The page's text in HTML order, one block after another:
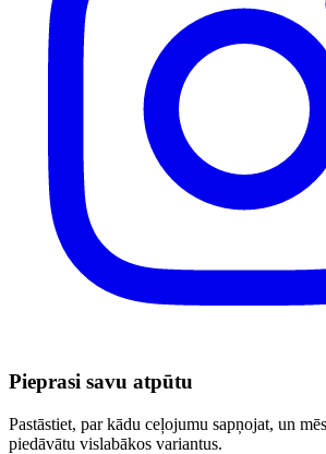
Pieprasi savu atpūtu
Pastāstiet, par kādu ceļojumu sapņojat, un
piedāvātu vislabākos variantus.